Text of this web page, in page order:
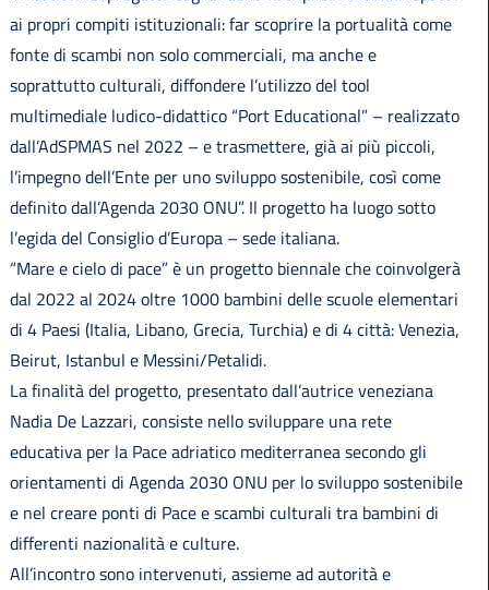
ai propri compiti istituzionali: far scoprire la portualità come
fonte di scambi non solo commerciali, ma anche e
soprattutto culturali, diffondere l’utilizzo del tool
multimediale ludico-didattico “Port Educational” – realizzato
dall’AdSPMAS nel 2022 – e trasmettere, già ai più piccoli,
l’impegno dell’Ente per uno sviluppo sostenibile, così come
definito dall’Agenda 2030 ONU”. Il progetto ha luogo sotto
l’egida del Consiglio d’Europa – sede italiana.
“Mare e cielo di pace” è un progetto biennale che coinvolgerà
dal 2022 al 2024 oltre 1000 bambini delle scuole elementari
di 4 Paesi (Italia, Libano, Grecia, Turchia) e di 4 città: Venezia,
Beirut, Istanbul e Messini/Petalidi.
La finalità del progetto, presentato dall’autrice veneziana
Nadia De Lazzari, consiste nello sviluppare una rete
educativa per la Pace adriatico mediterranea secondo gli
orientamenti di Agenda 2030 ONU per lo sviluppo sostenibile
e nel creare ponti di Pace e scambi culturali tra bambini di
differenti nazionalità e culture.
All’incontro sono intervenuti, assieme ad autorità e